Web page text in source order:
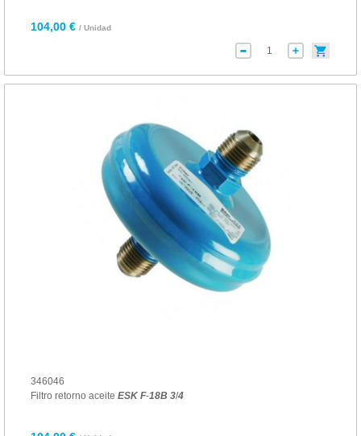
104,00 € / Unidad
346046
Filtro retorno aceite ESK F-18B 3/4